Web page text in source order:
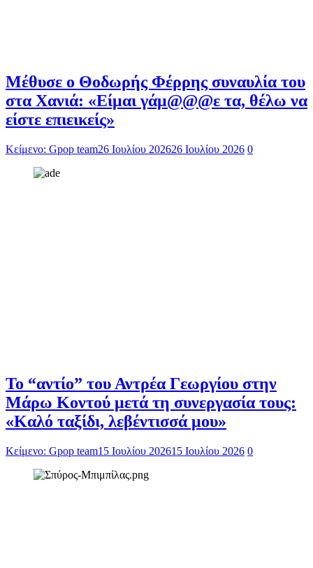
Μέθυσε ο Θοδωρής Φέρρης συναυλία του
στα Χανιά: «Είμαι γάμ@@@ε τα, θέλω να
είστε επιεικείς»
Κείμενο: Gpop team26 Ιουλίου 202626 Ιουλίου 2026 0
Το “αντίο” του Αντρέα Γεωργίου στην
Μάρω Κοντού μετά τη συνεργασία τους:
«Καλό ταξίδι, λεβέντισσά μου»
Κείμενο: Gpop team15 Ιουλίου 202615 Ιουλίου 2026 0